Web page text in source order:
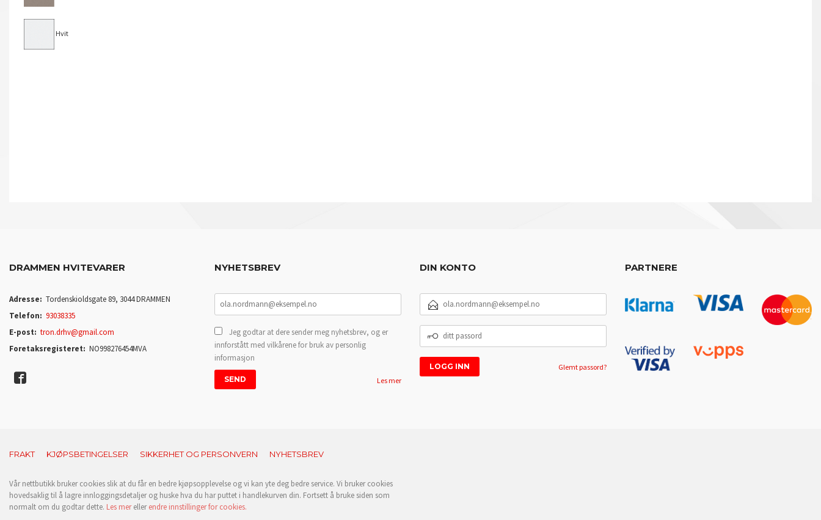
Hvit
DRAMMEN HVITEVARER
Adresse: Tordenskioldsgate 89, 3044 DRAMMEN
Telefon: 93038335
E-post: tron.drhv@gmail.com
Foretaksregisteret: NO998276454MVA
NYHETSBREV
Jeg godtar at dere sender meg nyhetsbrev, og er
innforstått med vilkårene for bruk av personlig
informasjon
Les mer
DIN KONTO
POSTADRESSE
PASSORD
Glemt passord?
PARTNERE
FRAKT KJØPSBETINGELSER SIKKERHET OG PERSONVERN NYHETSBREV
Vår nettbutikk bruker cookies slik at du får en bedre kjøpsopplevelse og vi kan yte deg bedre service. Vi bruker cookies
hovedsaklig til å lagre innloggingsdetaljer og huske hva du har puttet i handlekurven din. Fortsett å bruke siden som
normalt om du godtar dette. Les merellerendre innstillinger for cookies.